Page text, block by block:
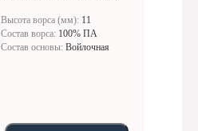
Высота ворса (мм): 11
Состав ворса: 100% ПА
Состав основы: Войлочная